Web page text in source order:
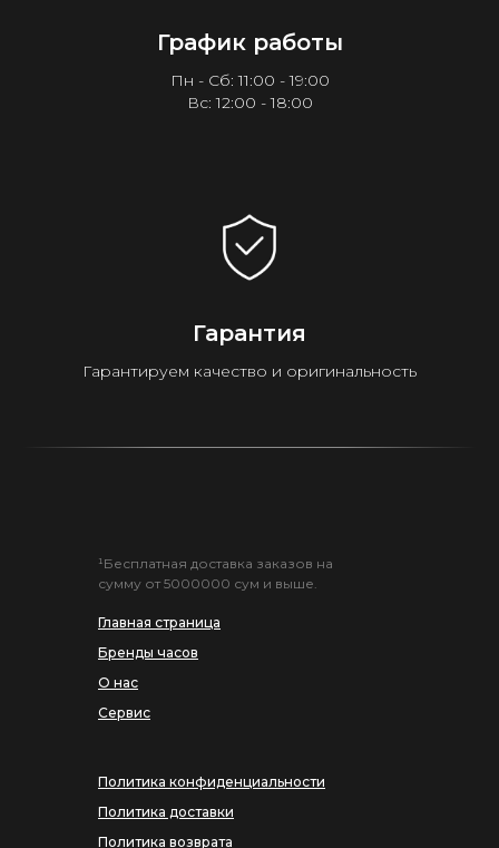
График работы
Пн - Сб: 11:00 - 19:00
Вс: 12:00 - 18:00
Гарантия
Гарантируем качество и оригинальность
Главная страница
Бренды часов
О нас
Сервис
¹Бесплатная доставка заказов на
сумму от 5000000 сум и выше.
Политика конфиденциальности
Политика доставки
Политика возврата